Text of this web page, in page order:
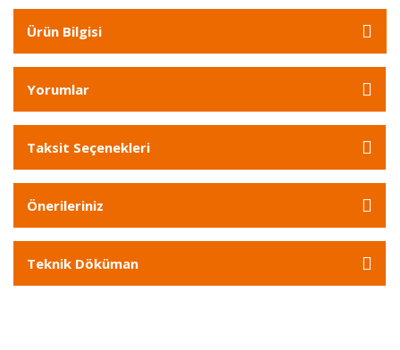
Ürün Bilgisi
Yorumlar
Taksit Seçenekleri
Önerileriniz
Teknik Döküman